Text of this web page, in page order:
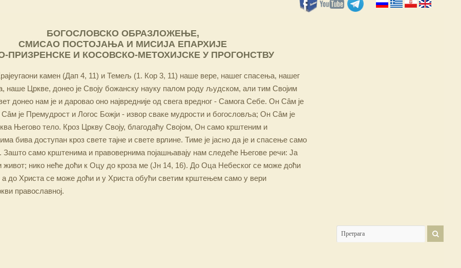
БОГОСЛОВСКО ОБРАЗЛОЖЕЊЕ,
СМИСАО ПОСТОЈАЊА И МИСИЈА ЕПАРХИЈЕ
ПРИЗРЕНСКЕ И КОСОВСКО-МЕТОХИЈСКЕ У ПРОГОНСТВУ
камен (Дап 4, 11) и Темељ (1. Кор 3, 11) наше вере, нашег спасења, нашег
наше Цркве, донео је Своју божанску науку палом роду људском, али тим Својим
донео нам је и даровао оно највредније од свега вредног - Самога Себе. Он Сâм је
је Премудрост и Логос Божји - извор сваке мудрости и богословља; Он Сâм је
Његово тело. Кроз Цркву Своју, благодаћу Својом, Он само крштеним и
бива доступан кроз свете тајне и свете врлине. Тиме је јасно да је и спасење само
Зашто само крштенима и правовернима појашњавају нам следеће Његове речи: Ја
живот; нико неће доћи к Оцу до кроза ме (Јн 14, 16). До Оца Небеског се може доћи
а до Христа се може доћи и у Христа обући светим крштењем само у вери
православној.